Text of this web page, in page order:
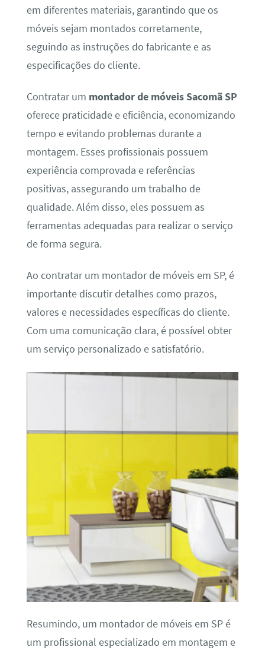
em diferentes materiais, garantindo que os
móveis sejam montados corretamente,
seguindo as instruções do fabricante e as
especificações do cliente.
Contratar um montador de móveis Sacomã SP
oferece praticidade e eficiência, economizando
tempo e evitando problemas durante a
montagem. Esses profissionais possuem
experiência comprovada e referências
positivas, assegurando um trabalho de
qualidade. Além disso, eles possuem as
ferramentas adequadas para realizar o serviço
de forma segura.
Ao contratar um montador de móveis em SP, é
importante discutir detalhes como prazos,
valores e necessidades específicas do cliente.
Com uma comunicação clara, é possível obter
um serviço personalizado e satisfatório.
Resumindo, um montador de móveis em SP é
um profissional especializado em montagem e